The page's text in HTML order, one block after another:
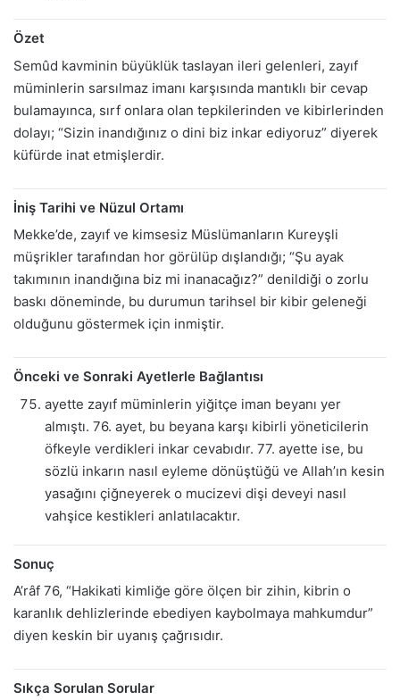
Özet
Semûd kavminin büyüklük taslayan ileri gelenleri, zayıf
müminlerin sarsılmaz imanı karşısında mantıklı bir cevap
bulamayınca, sırf onlara olan tepkilerinden ve kibirlerinden
dolayı; “Sizin inandığınız o dini biz inkar ediyoruz” diyerek
küfürde inat etmişlerdir.
İniş Tarihi ve Nüzul Ortamı
Mekke’de, zayıf ve kimsesiz Müslümanların Kureyşli
müşrikler tarafından hor görülüp dışlandığı; “Şu ayak
takımının inandığına biz mi inanacağız?” denildiği o zorlu
baskı döneminde, bu durumun tarihsel bir kibir geleneği
olduğunu göstermek için inmiştir.
Önceki ve Sonraki Ayetlerle Bağlantısı
ayette zayıf müminlerin yiğitçe iman beyanı yer
almıştı. 76. ayet, bu beyana karşı kibirli yöneticilerin
öfkeyle verdikleri inkar cevabıdır. 77. ayette ise, bu
sözlü inkarın nasıl eyleme dönüştüğü ve Allah’ın kesin
yasağını çiğneyerek o mucizevi dişi deveyi nasıl
vahşice kestikleri anlatılacaktır.
Sonuç
A’râf 76, “Hakikati kimliğe göre ölçen bir zihin, kibrin o
karanlık dehlizlerinde ebediyen kaybolmaya mahkumdur”
diyen keskin bir uyanış çağrısıdır.
Sıkça Sorulan Sorular